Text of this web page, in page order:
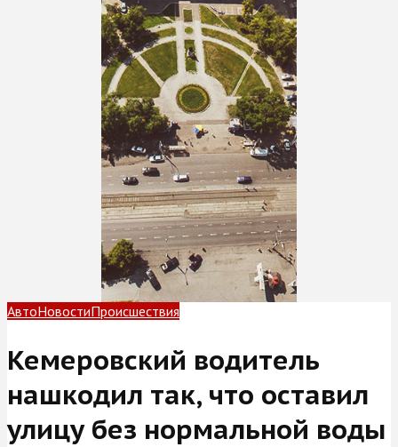
АвтоНовостиПроисшествия
Кемеровский водитель
нашкодил так, что оставил
улицу без нормальной воды